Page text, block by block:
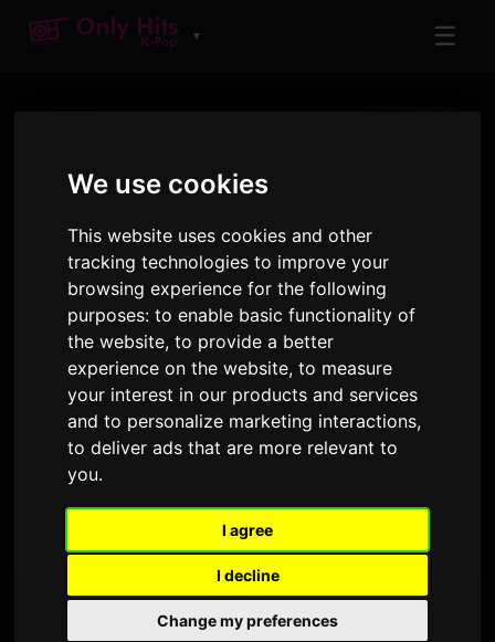
We use cookies
This website uses cookies and other
tracking technologies to improve your
browsing experience for the following
purposes:to enable basic functionality of
the website,to provide a better
experience on the website,to measure
your interest in our products and services
and to personalize marketing interactions,
to deliver ads that are more relevant to
you.
I agree
I decline
Change my preferences
▼ ☰
শিল্পী
KISS OF LIFE
অনলি হিটস-এ বাজানো ট্র্যাক এবং অ্যালবাম
16
ট্র্যাকসমূহ
2
অ্যালবাম
427
এয়ারপ্লেস · ৯০ দিন
সর্বশেষ প্রকাশনা